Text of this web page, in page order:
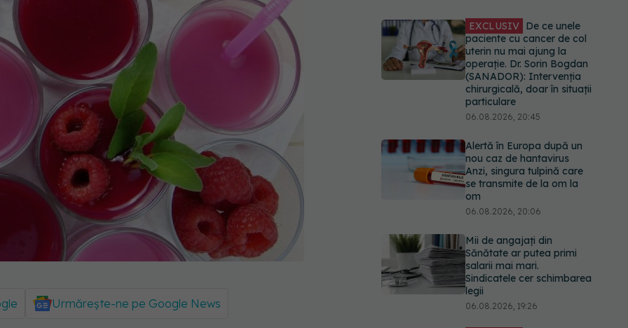
Urmărește-ne pe Google News
EXCLUSIV De ce unele
paciente cu cancer de col
uterin nu mai ajung la
operație. Dr. Sorin Bogdan
(SANADOR): Intervenția
chirurgicală, doar în situații
particulare
06.08.2026, 20:45
Alertă în Europa după un
nou caz de hantavirus
Anzi, singura tulpină care
se transmite de la om la
om
06.08.2026, 20:06
Mii de angajați din
Sănătate ar putea primi
salarii mai mari.
Sindicatele cer schimbarea
legii
06.08.2026, 19:26